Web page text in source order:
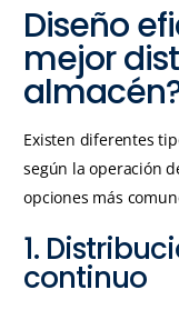
Diseño
mejor
Existen diferentes
según la operación
opciones más
1.
continuo